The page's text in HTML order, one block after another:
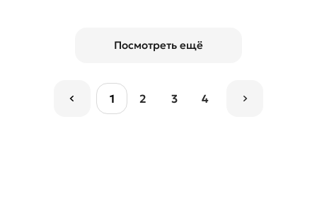
Посмотреть ещё
1 2 3 4